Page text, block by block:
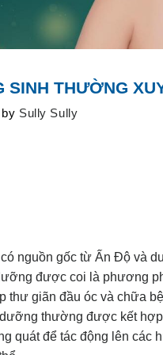
SINH THƯỜNG
by Sully Sully
nguồn gốc từ Ấn Độ và
được coi là phương
giãn đầu óc và chữa
thường được kết
quát để tác động lên các